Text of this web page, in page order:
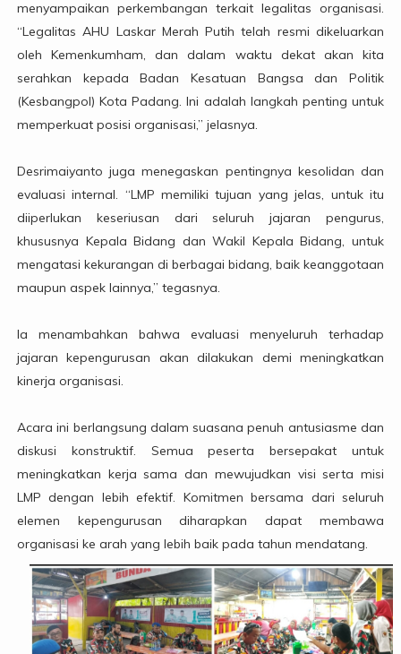
menyampaikan perkembangan terkait legalitas organisasi.
“Legalitas AHU Laskar Merah Putih telah resmi dikeluarkan
oleh Kemenkumham, dan dalam waktu dekat akan kita
serahkan kepada Badan Kesatuan Bangsa dan Politik
(Kesbangpol) Kota Padang. Ini adalah langkah penting untuk
memperkuat posisi organisasi,” jelasnya.
Desrimaiyanto juga menegaskan pentingnya kesolidan dan
evaluasi internal. “LMP memiliki tujuan yang jelas, untuk itu
diiperlukan keseriusan dari seluruh jajaran pengurus,
khususnya Kepala Bidang dan Wakil Kepala Bidang, untuk
mengatasi kekurangan di berbagai bidang, baik keanggotaan
maupun aspek lainnya,” tegasnya.
Ia menambahkan bahwa evaluasi menyeluruh terhadap
jajaran kepengurusan akan dilakukan demi meningkatkan
kinerja organisasi.
Acara ini berlangsung dalam suasana penuh antusiasme dan
diskusi konstruktif. Semua peserta bersepakat untuk
meningkatkan kerja sama dan mewujudkan visi serta misi
LMP dengan lebih efektif. Komitmen bersama dari seluruh
elemen kepengurusan diharapkan dapat membawa
organisasi ke arah yang lebih baik pada tahun mendatang.